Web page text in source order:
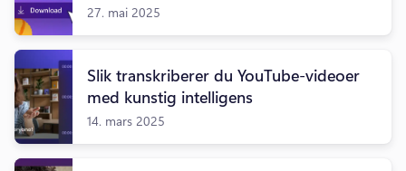
27. mai 2025
Slik transkriberer du YouTube-videoer
med kunstig intelligens
14. mars 2025